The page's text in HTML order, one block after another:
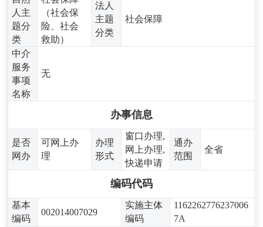
人主
题分
类
（社会保
险、社会
救助）
法人
主题
分类
社会保障
中介
服务
事项
名称
无
办事信息
是否
网办
可网上办
理
办理
形式
窗口办理,
网上办理,
快递申请
通办
范围
全省
编码代码
基本
编码
002014007029
实施主体
编码
1162262776237006
7A